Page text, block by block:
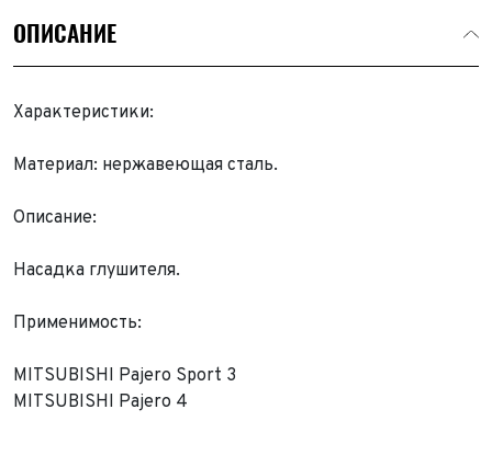
ОПИСАНИЕ
Характеристики:
Материал: нержавеющая сталь.
Описание:
Насадка глушителя.
Применимость:
MITSUBISHI Pajero Sport 3
MITSUBISHI Pajero 4Обратная связь
Выкуп авто